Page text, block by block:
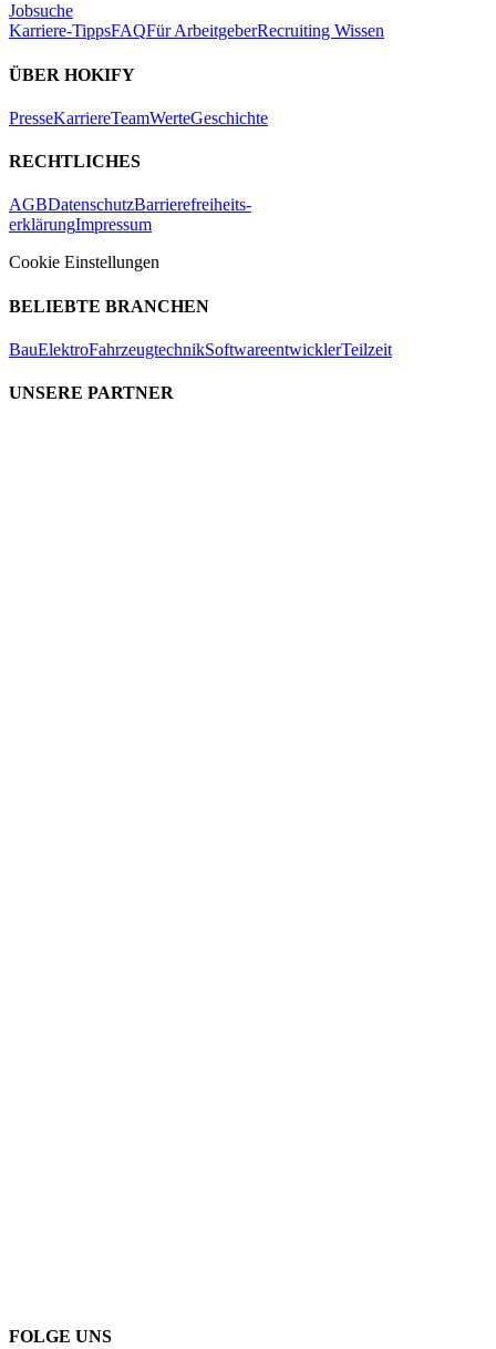
Jobsuche
Karriere-TippsFAQFür ArbeitgeberRecruiting Wissen
ÜBER HOKIFY
PresseKarriereTeamWerteGeschichte
RECHTLICHES
AGBDatenschutzBarrierefreiheits-
erklärungImpressum
Cookie Einstellungen
BELIEBTE BRANCHEN
BauElektroFahrzeugtechnikSoftwareentwicklerTeilzeit
UNSERE PARTNER
FOLGE UNS